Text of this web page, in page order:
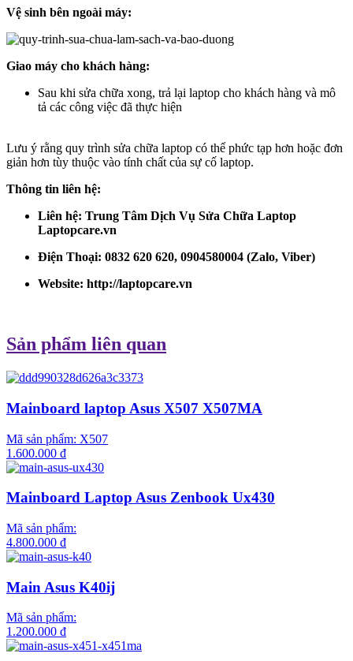
Vệ sinh bên ngoài máy:
Giao máy cho khách hàng:
Sau khi sửa chữa xong, trả lại laptop cho khách hàng và mô
tả các công việc đã thực hiện
Lưu ý rằng quy trình sửa chữa laptop có thể phức tạp hơn hoặc đơn
giản hơn tùy thuộc vào tính chất của sự cố laptop.
Thông tin liên hệ:
Liên hệ: Trung Tâm Dịch Vụ Sửa Chữa Laptop
Laptopcare.vn
Điện Thoại: 0832 620 620, 0904580004 (Zalo, Viber)
Website: http://laptopcare.vn
Sản phẩm liên quan
Mainboard laptop Asus X507 X507MA
Mã sản phẩm: X507
1.600.000 đ
Mainboard Laptop Asus Zenbook Ux430
Mã sản phẩm:
4.800.000 đ
Main Asus K40ij
Mã sản phẩm:
1.200.000 đ